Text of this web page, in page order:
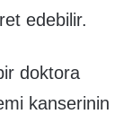
edebilir.
doktora
kanserinin